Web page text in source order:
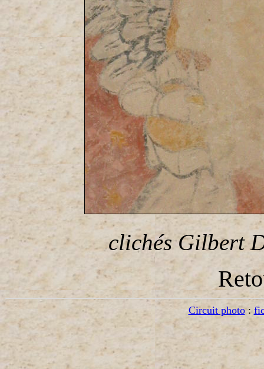
clichés Gilbert
Circuit photo: